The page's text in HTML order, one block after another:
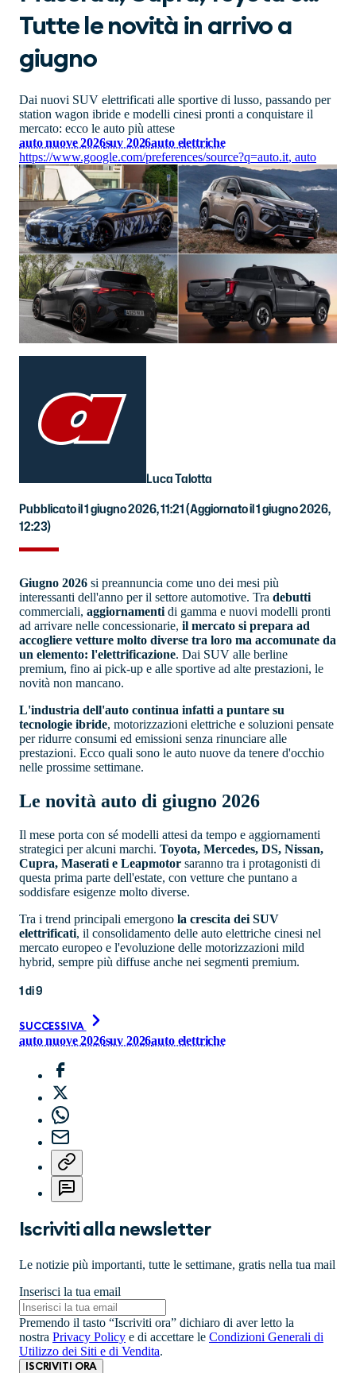
Tutte le novità in arrivo a
giugno
Dai nuovi SUV elettrificati alle sportive di lusso, passando per
station wagon ibride e modelli cinesi pronti a conquistare il
mercato: ecco le auto più attese
auto nuove 2026suv 2026auto elettriche
https://www.google.com/preferences/source?q=auto.it, auto
Luca Talotta
Pubblicato il 1 giugno 2026, 11:21(Aggiornato il 1 giugno 2026,
12:23)
Giugno 2026 si preannuncia come uno dei mesi più
interessanti dell'anno per il settore automotive. Tra debutti
commerciali, aggiornamenti di gamma e nuovi modelli pronti
ad arrivare nelle concessionarie, il mercato si prepara ad
accogliere vetture molto diverse tra loro ma accomunate da
un elemento: l'elettrificazione. Dai SUV alle berline
premium, fino ai pick-up e alle sportive ad alte prestazioni, le
novità non mancano.
L'industria dell'auto continua infatti a puntare su
tecnologie ibride, motorizzazioni elettriche e soluzioni pensate
per ridurre consumi ed emissioni senza rinunciare alle
prestazioni. Ecco quali sono le auto nuove da tenere d'occhio
nelle prossime settimane.
Le novità auto di giugno 2026
Il mese porta con sé modelli attesi da tempo e aggiornamenti
strategici per alcuni marchi. Toyota, Mercedes, DS, Nissan,
Cupra, Maserati e Leapmotor saranno tra i protagonisti di
questa prima parte dell'estate, con vetture che puntano a
soddisfare esigenze molto diverse.
Tra i trend principali emergono la crescita dei SUV
elettrificati, il consolidamento delle auto elettriche cinesi nel
mercato europeo e l'evoluzione delle motorizzazioni mild
hybrid, sempre più diffuse anche nei segmenti premium.
1di9
SUCCESSIVA
auto nuove 2026suv 2026auto elettriche
Iscriviti alla newsletter
Le notizie più importanti, tutte le settimane, gratis nella tua mail
Inserisci la tua email
Premendo il tasto “Iscriviti ora” dichiaro di aver letto la
nostra Privacy Policy e di accettare le Condizioni Generali di
Utilizzo dei Siti e di Vendita.
ISCRIVITI ORA